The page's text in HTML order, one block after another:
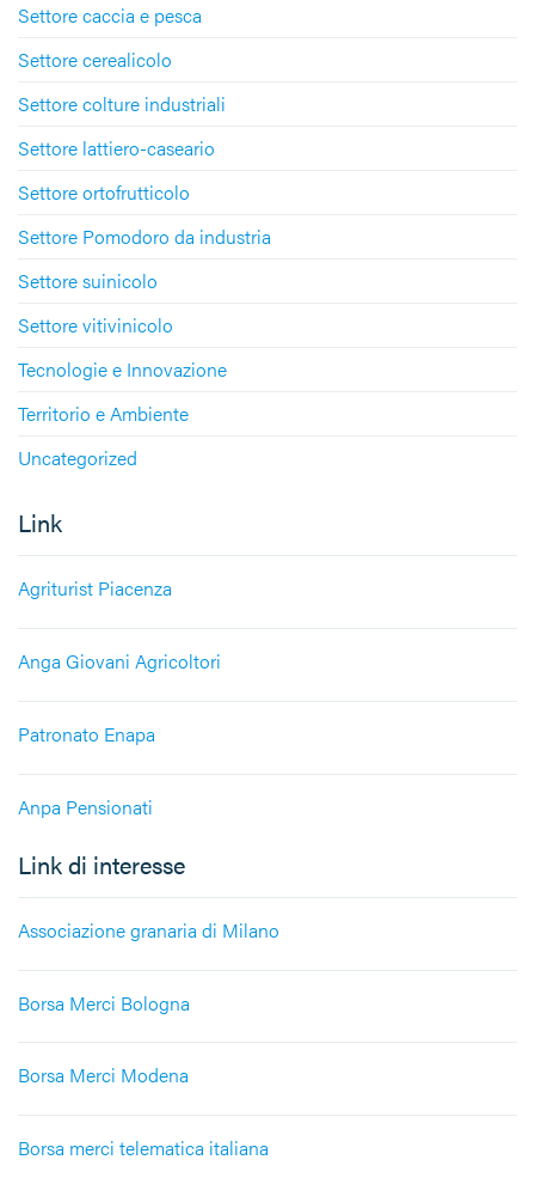
Settore caccia e pesca
Settore cerealicolo
Settore colture industriali
Settore lattiero-caseario
Settore ortofrutticolo
Settore Pomodoro da industria
Settore suinicolo
Settore vitivinicolo
Tecnologie e Innovazione
Territorio e Ambiente
Uncategorized
Link
Agriturist Piacenza
Anga Giovani Agricoltori
Patronato Enapa
Anpa Pensionati
Link di interesse
Associazione granaria di Milano
Borsa Merci Bologna
Borsa Merci Modena
Borsa merci telematica italiana